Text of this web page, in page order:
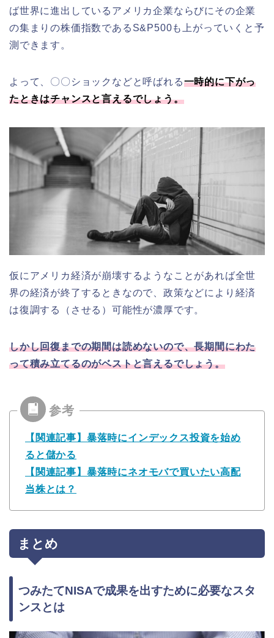
ば世界に進出しているアメリカ企業ならびにその企業
の集まりの株価指数であるS&P500も上がっていくと予
測できます。
よって、〇〇ショックなどと呼ばれる一時的に下がっ
たときはチャンスと言えるでしょう。
仮にアメリカ経済が崩壊するようなことがあれば全世
界の経済が終了するときなので、政策などにより経済
は復調する（させる）可能性が濃厚です。
しかし回復までの期間は読めないので、長期間にわた
って積み立てるのがベストと言えるでしょう。
【関連記事】暴落時にインデックス投資を始め
ると儲かる
【関連記事】暴落時にネオモバで買いたい高配
当株とは？
まとめ
つみたてNISAで成果を出すために必要なスタ
ンスとは